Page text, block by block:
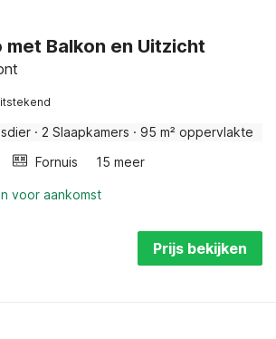
Balkon en Uitzicht
· 2 Slaapkamers · 95 m² oppervlakte
Fornuis 15 meer
voor aankomst
Prijs bekijken